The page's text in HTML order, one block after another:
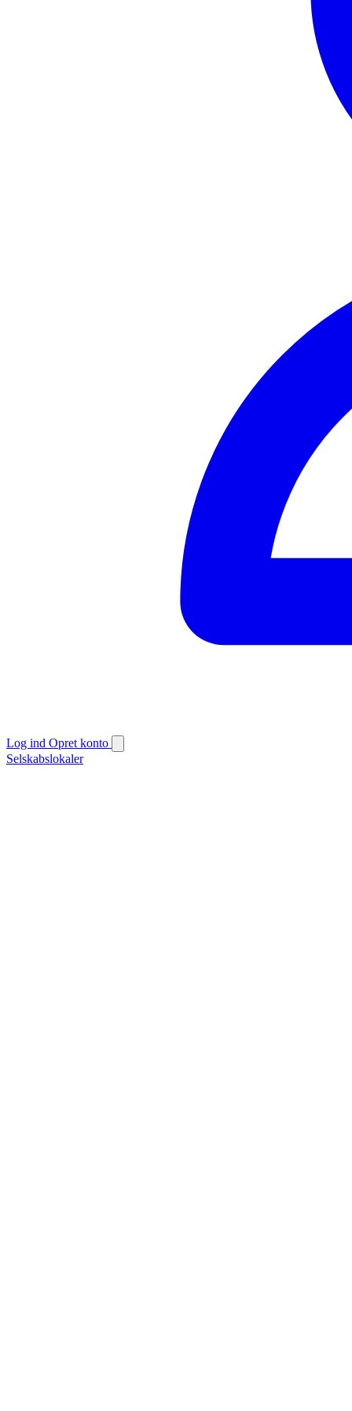
Log ind Opret konto
Selskabslokaler